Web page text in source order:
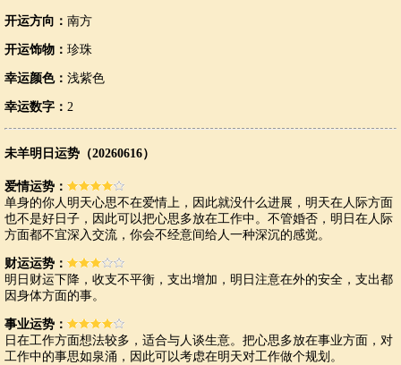
开运方向： 南方
开运饰物： 珍珠
幸运颜色： 浅紫色
幸运数字： 2
未羊明日运势（20260616）
爱情运势：
单身的你人明天心思不在爱情上，因此就没什么进展，明天在人际方面
也不是好日子，因此可以把心思多放在工作中。不管婚否，明日在人际
方面都不宜深入交流，你会不经意间给人一种深沉的感觉。
财运运势：
明日财运下降，收支不平衡，支出增加，明日注意在外的安全，支出都
因身体方面的事。
事业运势：
日在工作方面想法较多，适合与人谈生意。把心思多放在事业方面，对
工作中的事思如泉涌，因此可以考虑在明天对工作做个规划。